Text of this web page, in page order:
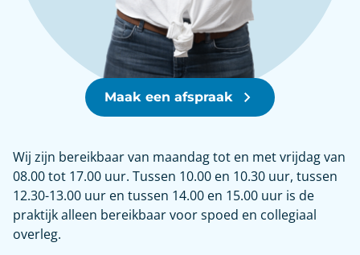
Maak een afspraak
Wij zijn bereikbaar van maandag tot en met vrijdag van
08.00 tot 17.00 uur. Tussen 10.00 en 10.30 uur, tussen
12.30-13.00 uur en tussen 14.00 en 15.00 uur is de
praktijk alleen bereikbaar voor spoed en collegiaal
overleg.